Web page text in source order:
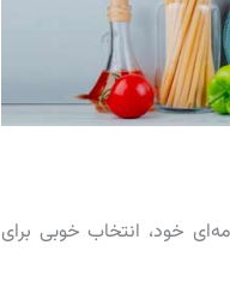
خود، انتخاب خوبی برای